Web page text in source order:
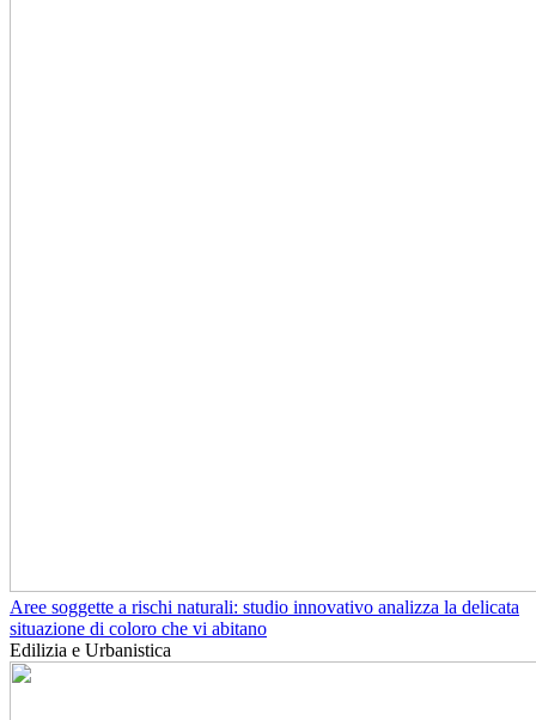
Aree soggette a rischi naturali: studio innovativo analizza la delicata
situazione di coloro che vi abitano
Edilizia e Urbanistica